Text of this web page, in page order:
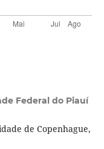
Federal do Piauí
de Copenhague,